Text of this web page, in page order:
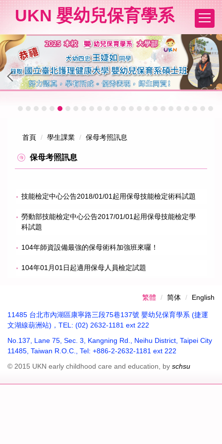
要
內
容
區
UKN 嬰幼兒保育學系
首頁 學生課業 保母考照訊息
保母考照訊息
技能檢定中心公告2018/01/01起用保母技能檢定術科試題
勞動部技能檢定中心公告2017/01/01起用保母技能檢定學
科試題
104年師資設備最強的保母術科加強班來囉！
104年01月01日起適用保母人員檢定試題
繁體 简体 English
11485 台北市內湖區康寧路三段75巷137號 嬰幼兒保育學系 (捷運
文湖線葫洲站)，TEL: (02) 2632-1181 ext 222
No.137, Lane 75, Sec. 3, Kangning Rd., Neihu District, Taipei City
11485, Taiwan R.O.C., Tel: +886-2-2632-1181 ext 222
© 2015 UKN early childhood care and education, by schsu